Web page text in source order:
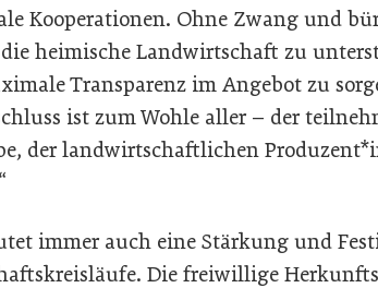
Kooperationen. Ohne Zwang und
heimische Landwirtschaft zu
Transparenz im Angebot zu
ist zum Wohle aller – der
der landwirtschaftlichen
immer auch eine Stärkung und
Die freiwillige